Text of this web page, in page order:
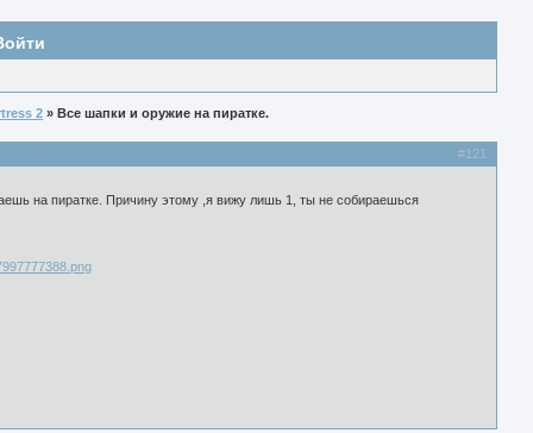
2 » Все шапки и оружие на пиратке.
#121
на пиратке. Причину этому ,я вижу лишь 1, ты не собираешься